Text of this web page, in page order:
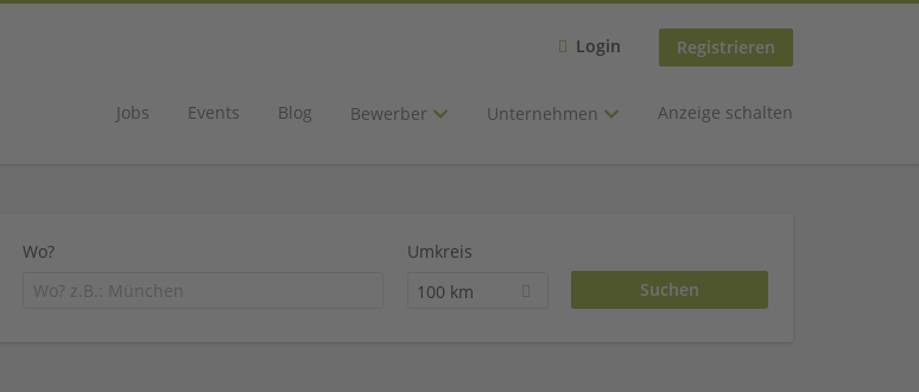
Login Registrieren
Jobs Events Blog Bewerber Unternehmen Anzeige schalten
Wo?
Umkreis
100 km